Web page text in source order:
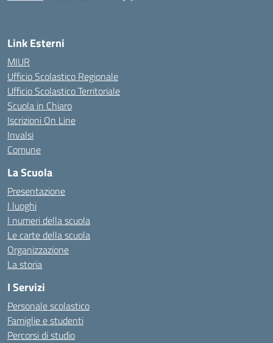
Link Esterni
MIUR
Ufficio Scolastico Regionale
Ufficio Scolastico Territoriale
Scuola in Chiaro
Iscrizioni On Line
Invalsi
Comune
La Scuola
Presentazione
I luoghi
I numeri della scuola
Le carte della scuola
Organizzazione
La storia
I Servizi
Personale scolastico
Famiglie e studenti
Percorsi di studio